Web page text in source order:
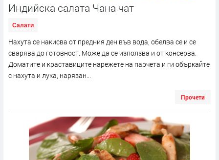
Индийска салата Чана чат
Салати
Нахута се накисва от предния ден във вода, обелва се и се
сварява до готовност. Може да се използва и от консерва.
Доматите и краставиците нарежете на парчета и ги объркайте
с нахута и лука, нарязан...
Прочети